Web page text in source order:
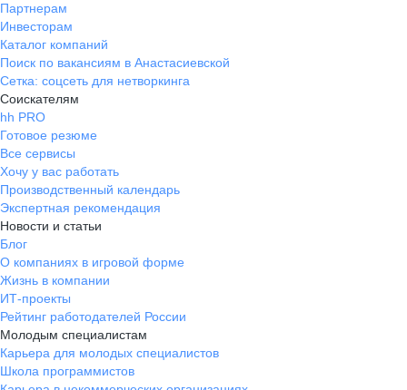
Партнерам
Инвесторам
Каталог компаний
Поиск по вакансиям в Анастасиевской
Сетка: соцсеть для нетворкинга
Соискателям
hh PRO
Готовое резюме
Все сервисы
Хочу у вас работать
Производственный календарь
Экспертная рекомендация
Новости и статьи
Блог
О компаниях в игровой форме
Жизнь в компании
ИТ-проекты
Рейтинг работодателей России
Молодым специалистам
Карьера для молодых специалистов
Школа программистов